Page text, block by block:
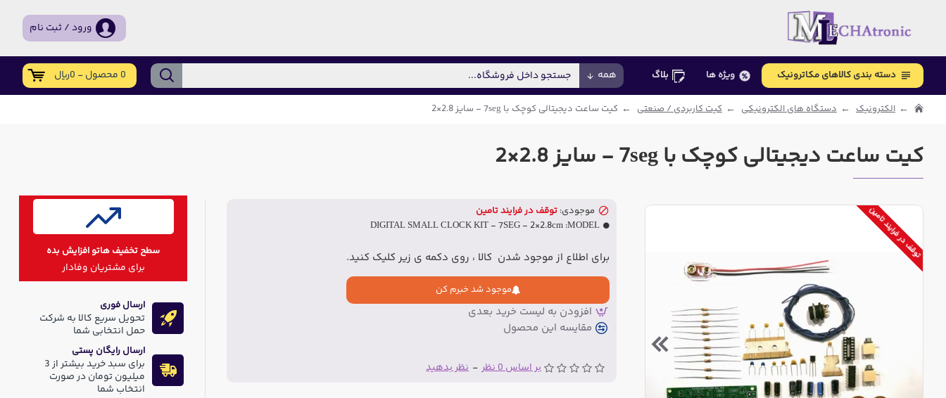
ورود / ثبت نام
دسته بندی کالاهای مکاترونیک ویژه ها بلاگ همه 0 محصول - 0ریال
الکترونیک دستگاه های الکترونیکی کیت کاربردی / صنعتی کیت ساعت دیجیتالی کوچک با 7seg - سایز 2.8×2
کیت ساعت دیجیتالی کوچک با 7seg - سایز 2.8×2
توقف در فرایند تامین
بر اساس 0 نظر - نظر بدهید
موجودی: توقف در فرایند تامین
MODEL:
DIGITAL SMALL CLOCK KIT - 7SEG - 2×2.8cm
برای اطلاع از موجود شدن کالا ، روی دکمه ی زیر کلیک کنید.
موجود شد خبرم کن
افزودن به لیست خرید بعدی
مقایسه این محصول
سطح تخفیف هاتو افزایش بده
برای مشتریان وفادار
ارسال فوری
تحویل سریع کالا به شرکت
حمل انتخابی شما
ارسال رایگان پستی
برای سبد خرید بیشتر از 3
میلیون تومان در صورت
انتخاب شما